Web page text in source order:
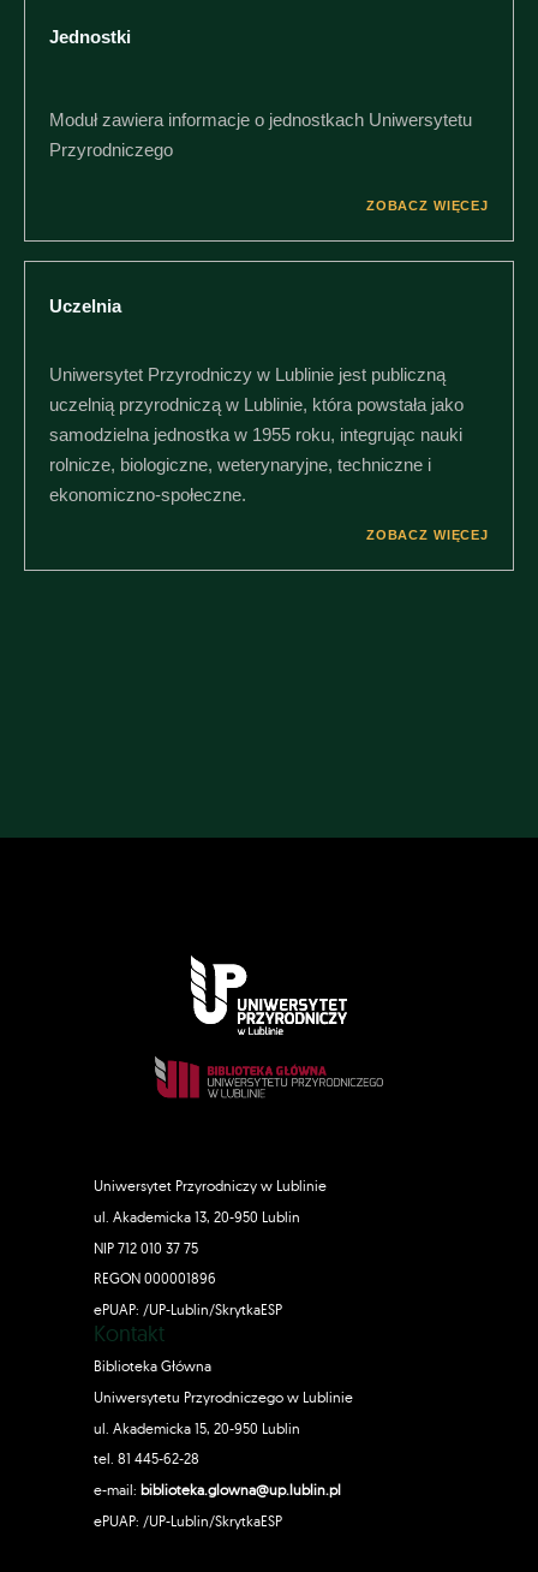
Jednostki
Moduł zawiera informacje o jednostkach Uniwersytetu
Przyrodniczego
ZOBACZ WIĘCEJ
Uczelnia
Uniwersytet Przyrodniczy w Lublinie jest publiczną
uczelnią przyrodniczą w Lublinie, która powstała jako
samodzielna jednostka w 1955 roku, integrując nauki
rolnicze, biologiczne, weterynaryjne, techniczne i
ekonomiczno-społeczne.
ZOBACZ WIĘCEJ
Uniwersytet Przyrodniczy w Lublinie
ul. Akademicka 13, 20-950 Lublin
NIP 712 010 37 75
REGON 000001896
ePUAP: /UP-Lublin/SkrytkaESP
Kontakt
Biblioteka Główna
Uniwersytetu Przyrodniczego w Lublinie
ul. Akademicka 15, 20-950 Lublin
tel. 81 445-62-28
e-mail: biblioteka.glowna@up.lublin.pl
ePUAP: /UP-Lublin/SkrytkaESP